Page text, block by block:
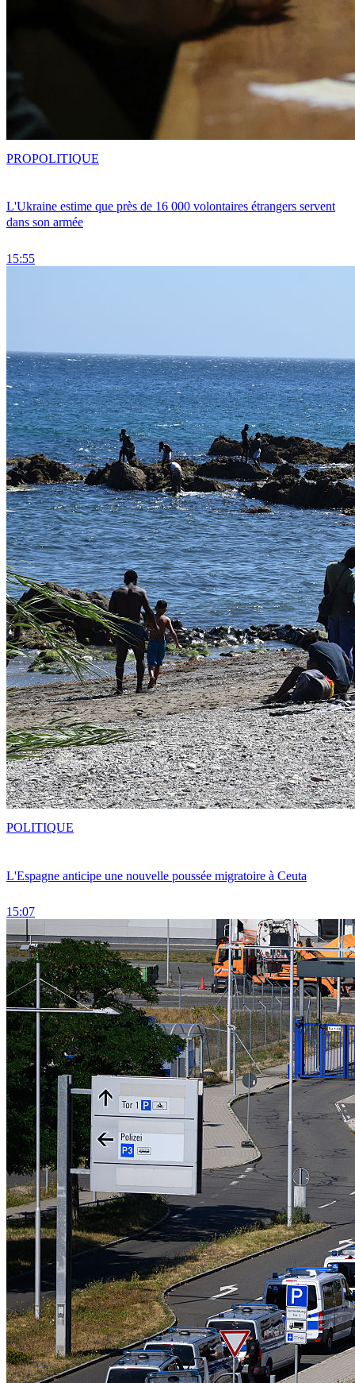
L'Ukraine estime que près de 16 000 volontaires étrangers servent
dans son armée
15:55
PROPOLITIQUE
L'Espagne anticipe une nouvelle poussée migratoire à Ceuta
15:07
POLITIQUE